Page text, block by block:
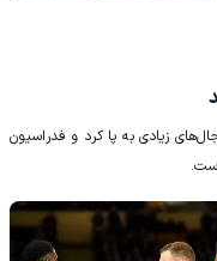
زیادی به پا کرد و فدراسیون